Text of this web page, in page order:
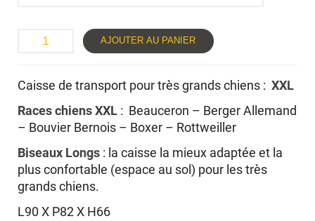
AJOUTER AU PANIER
Caisse de transport pour très grands chiens : XXL
Races chiens XXL : Beauceron – Berger Allemand
– Bouvier Bernois – Boxer – Rottweiller
Biseaux Longs : la caisse la mieux adaptée et la
plus confortable (espace au sol) pour les très
grands chiens.
L90 X P82 X H66